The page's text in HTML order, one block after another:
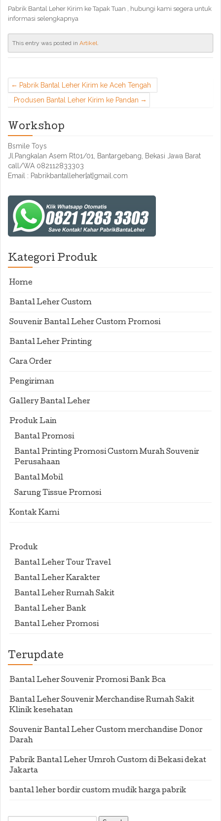
Pabrik Bantal Leher Kirim ke Tapak Tuan , hubungi kami segera untuk
informasi selengkapnya
This entry was posted in Artikel.
Pabrik Bantal Leher Kirim ke Aceh Tengah
Produsen Bantal Leher Kirim ke Pandan
Workshop
Bsmile Toys
Jl.Pangkalan Asem Rt01/01, Bantargebang, Bekasi Jawa Barat
call/WA 082112833303
Email : Pabrikbantalleher[at]gmail.com
Kategori Produk
Home
Bantal Leher Custom
Souvenir Bantal Leher Custom Promosi
Bantal Leher Printing
Cara Order
Pengiriman
Gallery Bantal Leher
Produk Lain
Bantal Promosi
Bantal Printing Promosi Custom Murah Souvenir
Perusahaan
Bantal Mobil
Sarung Tissue Promosi
Kontak Kami
Produk
Bantal Leher Tour Travel
Bantal Leher Karakter
Bantal Leher Rumah Sakit
Bantal Leher Bank
Bantal Leher Promosi
Terupdate
Bantal Leher Souvenir Promosi Bank Bca
Bantal Leher Souvenir Merchandise Rumah Sakit
Klinik kesehatan
Souvenir Bantal Leher Custom merchandise Donor
Darah
Pabrik Bantal Leher Umroh Custom di Bekasi dekat
Jakarta
bantal leher bordir custom mudik harga pabrik